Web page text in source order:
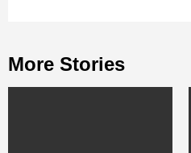
More Stories